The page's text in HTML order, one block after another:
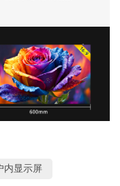
内显示屏